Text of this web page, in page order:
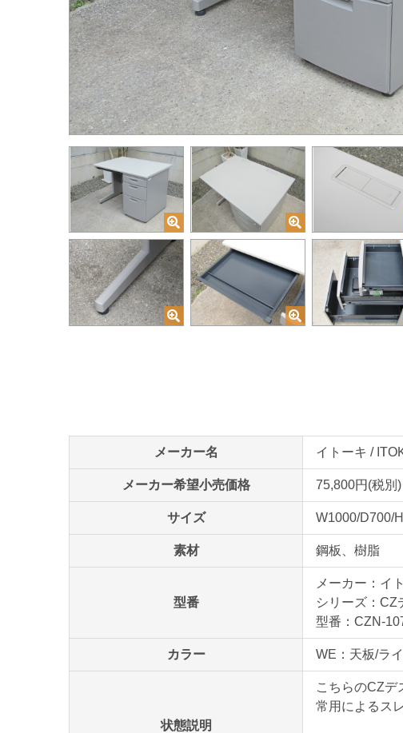
メーカー名 イトーキ /
メーカー希望小売価格 75,800円(税別)
サイズ W1000/D700/
素材 鋼板、樹脂
型番
メーカー：イ
シリーズ：CZ
型番：CZN-
カラー WE：天板/ラ
状態説明
こちらのCZデ
常用によるス